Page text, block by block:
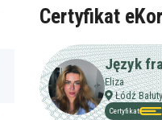
Certyfikat
Język
Eliza
Łódź
Certyfikat